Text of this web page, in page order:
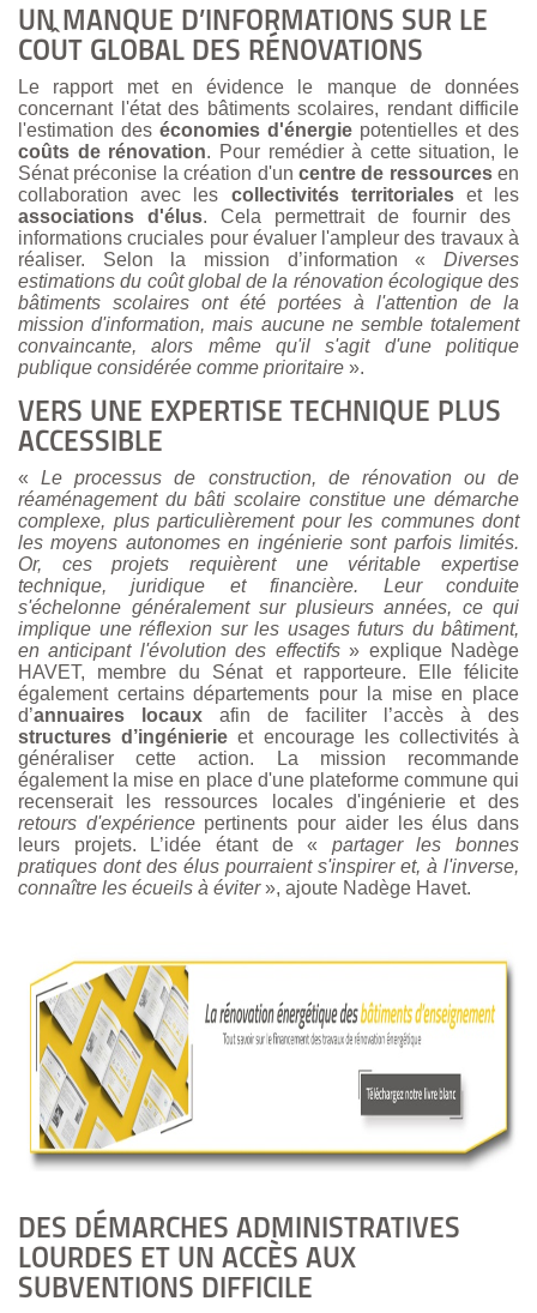
UN MANQUE D’INFORMATIONS SUR LE
COÛT GLOBAL DES RÉNOVATIONS
Le rapport met en évidence le manque de données
concernant l'état des bâtiments scolaires, rendant difficile
l'estimation des économies d'énergie potentielles et des
coûts de rénovation. Pour remédier à cette situation, le
Sénat préconise la création d'un centre de ressources en
collaboration avec les collectivités territorialeset les
associations d'élus. Cela permettrait de fournir des
informations cruciales pour évaluer l'ampleur des travaux à
réaliser.
Selon la mission d’information «Diverses
estimations du coût global de la rénovation écologique des
bâtiments scolaires ont été portées à l'attention de la
mission d'information, mais aucune ne semble totalement
convaincante, alors même qu'il s'agit d'une politique
publique considérée comme prioritaire ».
VERS UNE EXPERTISE TECHNIQUE PLUS
ACCESSIBLE
« Le processus de construction, de rénovation ou de
réaménagement du bâti scolaire constitue une démarche
complexe, plus particulièrement pour les communes dont
les moyens autonomes en ingénierie sont parfois limités.
Or, ces projets requièrent une véritable expertise
technique, juridique et financière. Leur conduite
s'échelonne généralement sur plusieurs années, ce qui
implique une réflexion sur les usages futurs du bâtiment,
en anticipant l'évolution des effectifs» explique Nadège
HAVET, membre du Sénat et rapporteure. Elle félicite
également certains départements pour la mise en place
d’annuaires locaux afin de faciliter l’accès à des
structures d’ingénierie et encourage les collectivités à
généraliser cette action. La mission recommande
également la mise en place d'une plateforme commune qui
recenserait les ressources locales d'ingénierie et des
retours d'expériencepertinents pour aider les élus dans
leurs projets. L’idée étant de« partager les bonnes
pratiques dont des élus pourraient s'inspirer et, à l'inverse,
connaître les écueils à éviter», ajoute Nadège Havet.
DES DÉMARCHES ADMINISTRATIVES
LOURDES ET UN ACCÈS AUX
SUBVENTIONS DIFFICILE